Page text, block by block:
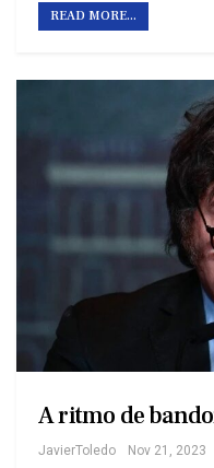
READ MORE...
A ritmo de
JavierToledo Nov 21, 2023